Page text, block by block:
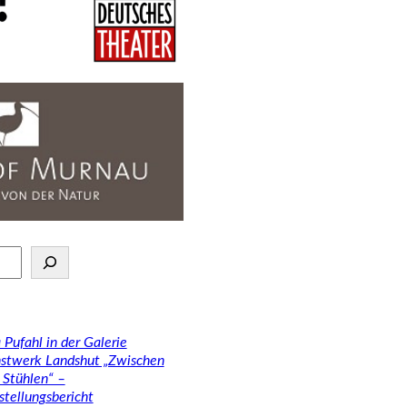
Pufahl in der Galerie
Landshut „Zwischen
–